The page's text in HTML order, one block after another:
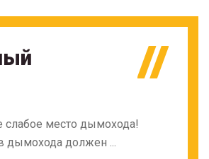
место дымохода!
дымохода должен ...